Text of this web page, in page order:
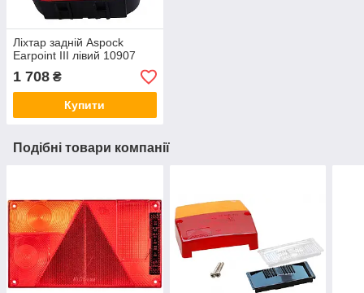
Ліхтар задній Aspock
Earpoint III лівий 10907
1 708 ₴
Купити
Подібні товари компанії